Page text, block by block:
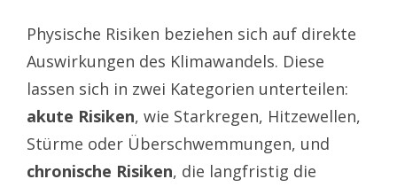
Physische Risiken beziehen sich auf direkte
Auswirkungen des Klimawandels. Diese
lassen sich in zwei Kategorien unterteilen:
akute Risiken, wie Starkregen, Hitzewellen,
Stürme oder Überschwemmungen, und
chronische Risiken, die langfristig die